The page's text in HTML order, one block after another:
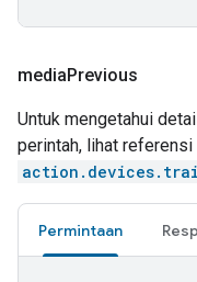
mediaPrevious
Untuk mengetahui
perintah, lihat referensi
Permintaan